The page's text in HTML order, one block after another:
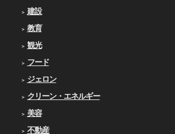
建設
教育
観光
フード
ジェロン
クリーン・エネルギー
美容
不動産